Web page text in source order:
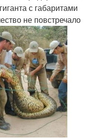
с габаритами
не повстречало